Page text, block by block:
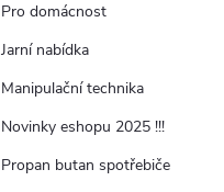
Pro domácnost
Jarní nabídka
Manipulační technika
Novinky eshopu 2025 !!!
Propan butan spotřebiče